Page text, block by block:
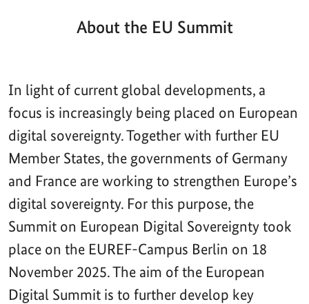
About the EU Summit
In light of current global developments, a
focus is increasingly being placed on European
digital sovereignty. Together with further EU
Member States, the governments of Germany
and France are working to strengthen Europe’s
digital sovereignty. For this purpose, the
Summit on European Digital Sovereignty took
place on the EUREF-Campus Berlin on 18
November 2025. The aim of the European
Digital Summit is to further develop key